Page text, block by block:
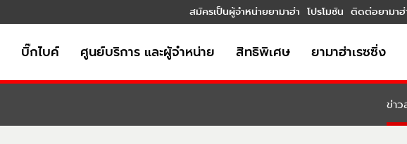
สมัครเป็นผู้จำหน่ายยามาฮ่า โปรโมชัน ติดต่อยามาฮ่
บิ๊กไบค์ ศูนย์บริการ และผู้จำหน่าย สิทธิพิเศษ ยามาฮ่าเรซซิ่ง
ข่าว